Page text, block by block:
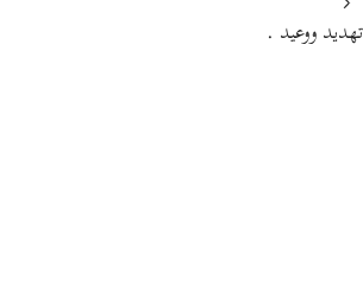
تهديد ووعيد .